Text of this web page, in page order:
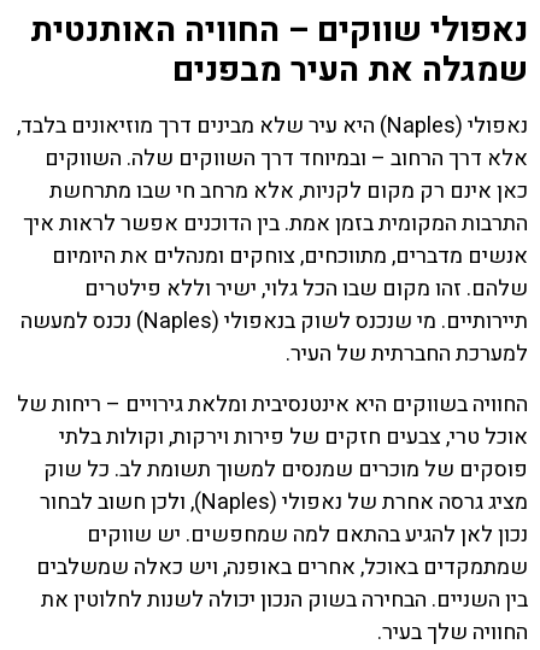
נאפולי שווקים – החוויה האותנטית
שמגלה את העיר מבפנים
נאפולי (Naples) היא עיר שלא מבינים דרך מוזיאונים בלבד,
אלא דרך הרחוב – ובמיוחד דרך השווקים שלה. השווקים
כאן אינם רק מקום לקניות, אלא מרחב חי שבו מתרחשת
התרבות המקומית בזמן אמת. בין הדוכנים אפשר לראות איך
אנשים מדברים, מתווכחים, צוחקים ומנהלים את היומיום
שלהם. זהו מקום שבו הכל גלוי, ישיר וללא פילטרים
תיירותיים. מי שנכנס לשוק בנאפולי (Naples) נכנס למעשה
למערכת החברתית של העיר.
החוויה בשווקים היא אינטנסיבית ומלאת גירויים – ריחות של
אוכל טרי, צבעים חזקים של פירות וירקות, וקולות בלתי
פוסקים של מוכרים שמנסים למשוך תשומת לב. כל שוק
מציג גרסה אחרת של נאפולי (Naples), ולכן חשוב לבחור
נכון לאן להגיע בהתאם למה שמחפשים. יש שווקים
שמתמקדים באוכל, אחרים באופנה, ויש כאלה שמשלבים
בין השניים. הבחירה בשוק הנכון יכולה לשנות לחלוטין את
החוויה שלך בעיר.